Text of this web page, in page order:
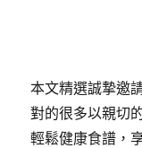
本文精選誠摯邀
對的很多以親切
輕鬆健康食譜，